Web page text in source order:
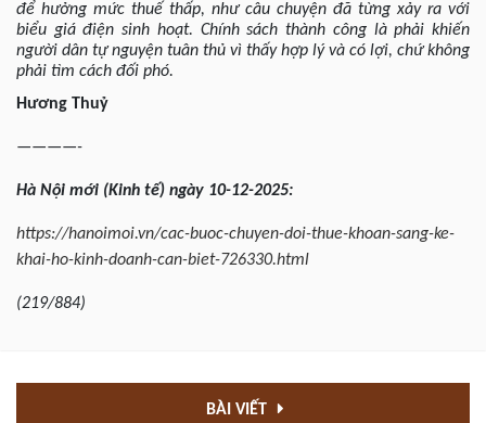
để hưởng mức thuế thấp, như câu chuyện đã từng xảy ra với
biểu giá điện sinh hoạt. Chính sách thành công là phải khiến
người dân tự nguyện tuân thủ vì thấy hợp lý và có lợi, chứ không
phải tìm cách đối phó.
Hương Thuỷ
————-
Hà Nội mới (Kinh tế) ngày 10-12-2025:
https://hanoimoi.vn/cac-buoc-chuyen-doi-thue-khoan-sang-ke-
khai-ho-kinh-doanh-can-biet-726330.html
(219/884)
BÀI VIẾT